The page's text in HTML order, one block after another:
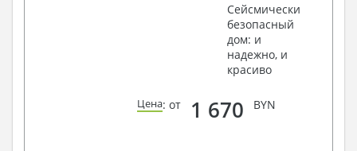
Сейсмически
безопасный
дом: и
надежно, и
красиво
Цена: от 1 670 BYN